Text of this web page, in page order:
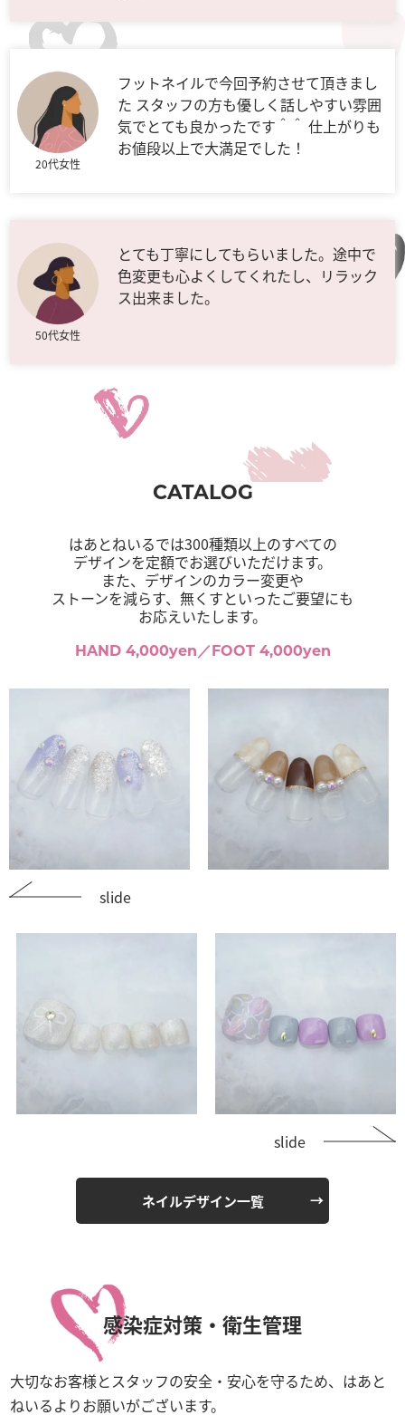
20代女性
フットネイルで今回予約させて頂きまし
た スタッフの方も優しく話しやすい雰囲
気でとても良かったです＾＾ 仕上がりも
お値段以上で大満足でした！
50代女性
とても丁寧にしてもらいました。途中で
色変更も心よくしてくれたし、リラック
ス出来ました。
CATALOG
はあとねいるでは300種類以上のすべての
デザインを定額でお選びいただけます。
また、デザインのカラー変更や
ストーンを減らす、無くすといったご要望にも
お応えいたします。
HAND 4,000yen／FOOT 4,000yen
slide
slide
ネイルデザイン一覧
感染症対策・衛生管理
大切なお客様とスタッフの安全・安心を守るため、はあと
ねいるよりお願いがございます。